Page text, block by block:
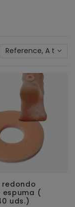
Reference, A to Z
redondo
espuma (
uds.)